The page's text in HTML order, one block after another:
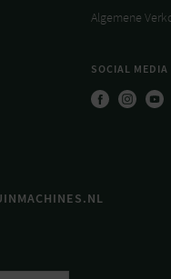
Algemene
SOCIAL MEDIA